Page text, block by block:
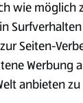
wie möglich
Seiten-
Werbung
anbieten